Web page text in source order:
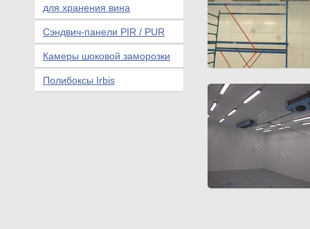
для хранения вина
Сэндвич-панели PIR / PUR
Камеры шоковой заморозки
Полибоксы Irbis